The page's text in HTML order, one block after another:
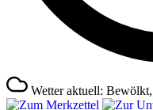
Wetter aktuell: Bewölkt,